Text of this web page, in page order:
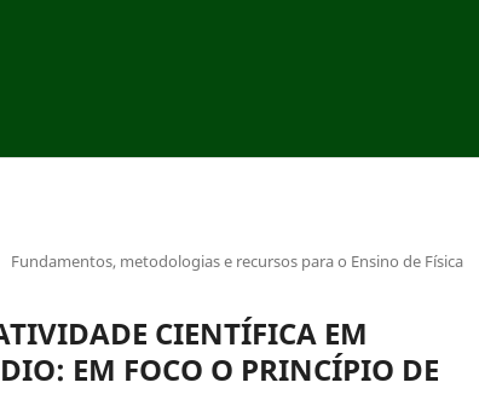
Fundamentos, metodologias e recursos para o Ensino de Física
CIENTÍFICA EM
EM FOCO O PRINCÍPIO DE